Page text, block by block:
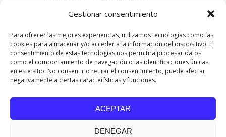
Gestionar consentimiento
Para ofrecer las mejores experiencias, utilizamos tecnologías como las
cookies para almacenar y/o acceder a la información del dispositivo. El
consentimiento de estas tecnologías nos permitirá procesar datos
como el comportamiento de navegación o las identificaciones únicas
en este sitio. No consentir o retirar el consentimiento, puede afectar
negativamente a ciertas características y funciones.
ACEPTAR
DENEGAR
Correo Institucional
Notificaciones judiciales
| Personería Jurídica Resolución
7542 de mayo de 1982
Acreditación Institucional en Alta Calidad